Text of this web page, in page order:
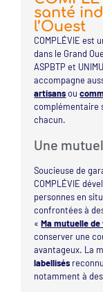
santé
l’Ouest
COMPLÉVIE est
dans le Grand
ASPBTP et
accompagne
artisansou
complémentaire
chacun.
Une
Soucieuse de
COMPLÉVIE
personnes en
confrontées à
«Ma mutuelle de
conserver une
avantageux. La
labellisés
notamment à